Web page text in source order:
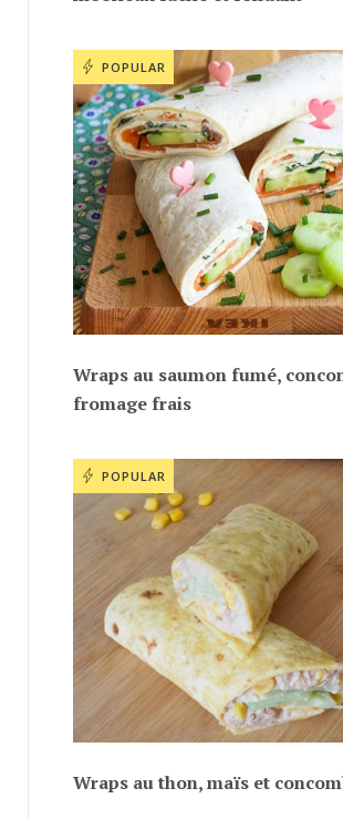
POPULAR
Wraps au saumon fumé,
fromage frais
POPULAR
Wraps au thon, maïs et